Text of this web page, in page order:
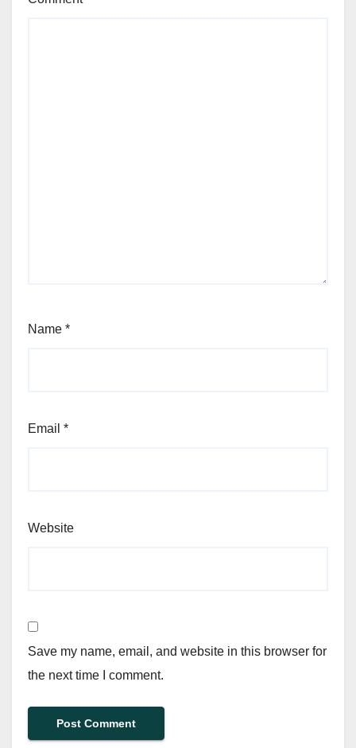
Name *
Email *
Website
Save my name, email, and website in this browser for
the next time I comment.